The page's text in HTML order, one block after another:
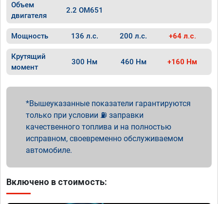
Объем
двигателя
2.2 OM651
Мощность 136 л.с. 200 л.с. +64 л.с.
Крутящий
момент
300 Нм 460 Нм +160 Нм
Вышеуказанные показатели гарантируются
только при условии ⛽ заправки
качественного топлива и на полностью
исправном, своевременно обслуживаемом
автомобиле.
Включено в стоимость: